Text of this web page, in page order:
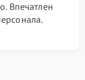
Впечатлен